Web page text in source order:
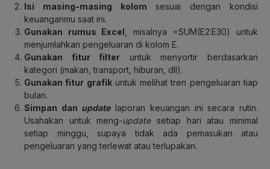
Isi masing-masing kolom sesuai dengan kondisi
keuanganmu saat ini.
Gunakan rumus Excel , misalnya =SUM(E2:E30)
untuk
menjumlahkan pengeluaran di kolom E.
Gunakan fitur filter
untuk menyortir berdasarkan
kategori (makan, transport, hiburan, dll).
Gunakan fitur grafikuntuk melihat tren pengeluaran tiap
bulan.
Simpan dan update laporan keuangan ini secara rutin.
Usahakan untuk meng-updatesetiap hari atau minimal
setiap minggu, supaya tidak ada pemasukan atau
pengeluaran yang terlewat atau terlupakan.